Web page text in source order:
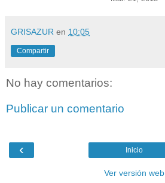
GRISAZUR en 10:05
Compartir
No hay comentarios:
Publicar un comentario
‹ Inicio
Ver versión web